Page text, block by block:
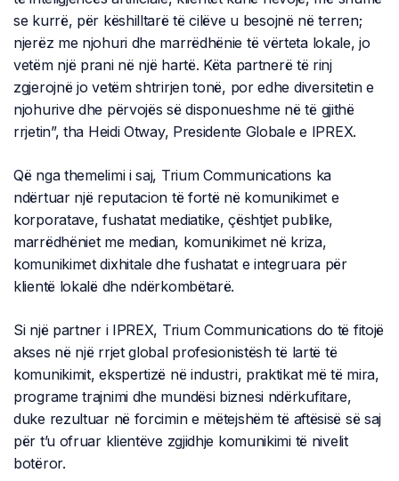
se kurrë, për këshilltarë të cilëve u besojnë në terren;
njerëz me njohuri dhe marrëdhënie të vërteta lokale, jo
vetëm një prani në një hartë. Këta partnerë të rinj
zgjerojnë jo vetëm shtrirjen tonë, por edhe diversitetin e
njohurive dhe përvojës së disponueshme në të gjithë
rrjetin”, tha Heidi Otway, Presidente Globale e IPREX.
Që nga themelimi i saj, Trium Communications ka
ndërtuar një reputacion të fortë në komunikimet e
korporatave, fushatat mediatike, çështjet publike,
marrëdhëniet me median, komunikimet në kriza,
komunikimet dixhitale dhe fushatat e integruara për
klientë lokalë dhe ndërkombëtarë.
Si një partner i IPREX, Trium Communications do të fitojë
akses në një rrjet global profesionistësh të lartë të
komunikimit, ekspertizë në industri, praktikat më të mira,
programe trajnimi dhe mundësi biznesi ndërkufitare,
duke rezultuar në forcimin e mëtejshëm të aftësisë së saj
për t’u ofruar klientëve zgjidhje komunikimi të nivelit
botëror.